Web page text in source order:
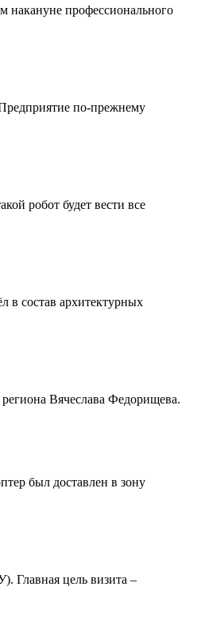
накануне профессионального
по-прежнему
робот будет вести все
в состав архитектурных
Вячеслава Федорищева.
был доставлен в зону
Главная цель визита –